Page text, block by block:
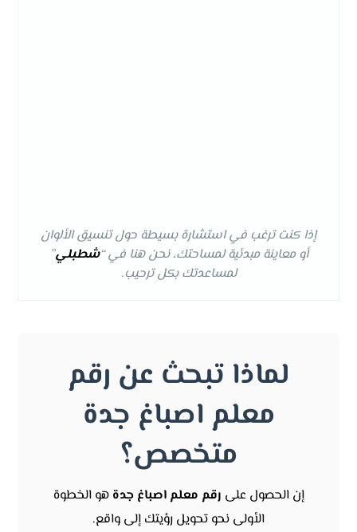
إذا كنت ترغب في استشارة بسيطة حول تنسيق الألوان
أو معاينة مبدئية لمساحتك، نحن هنا في “شطبلي”
لمساعدتك بكل ترحيب.
لماذا تبحث عن رقم
معلم اصباغ جدة
متخصص؟
إن الحصول على رقم معلم اصباغ جدة هو الخطوة
الأولى نحو تحويل رؤيتك إلى واقع.